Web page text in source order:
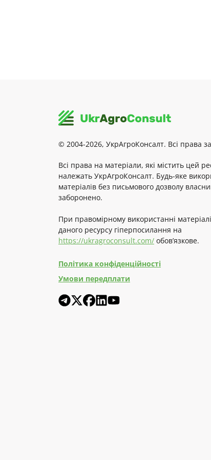
© 2004-2026, УкрАгроКонсалт. Всі права
Всі права на матеріали, які містить цей
належать УкрАгроКонсалт. Будь-яке
матеріалів без письмового дозволу
заборонено.
При правомірному використанні
даного ресурсу гіперпосилання на
https://ukragroconsult.com/ обов’язкове.
Політика конфіденційності
Умови передплати